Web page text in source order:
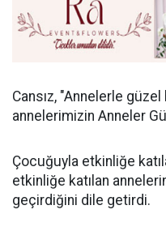
Cansız, "Annelerle
annelerimizin Anneler
Çocuğuyla etkinliğe
etkinliğe katılan
geçirdiğini dile getirdi.